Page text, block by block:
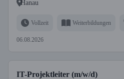
Hanau
Vollzeit Weiterbildungen
06.08.2026
IT-Projektleiter (m/w/d)